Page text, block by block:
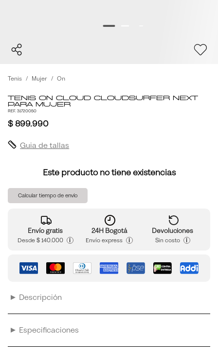
Tenis Mujer On
Tenis On Cloud Cloudsurfer Next
para Mujer
REF. 31720050
$ 899.990
Guia de tallas
Este producto no tiene existencias
Calcular tiempo de envío
Envío gratis
Desde$ 140.000 i
24H Bogotá
Envío express i
Devoluciones
Sin costo i
Descripción
Especificaciones